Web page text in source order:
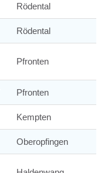
Rödental
Rödental
Pfronten
Pfronten
Kempten
Oberopfingen